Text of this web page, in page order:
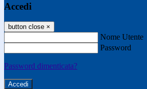
Accedi
button close ×
Nome Utente
Password
Password dimenticata?